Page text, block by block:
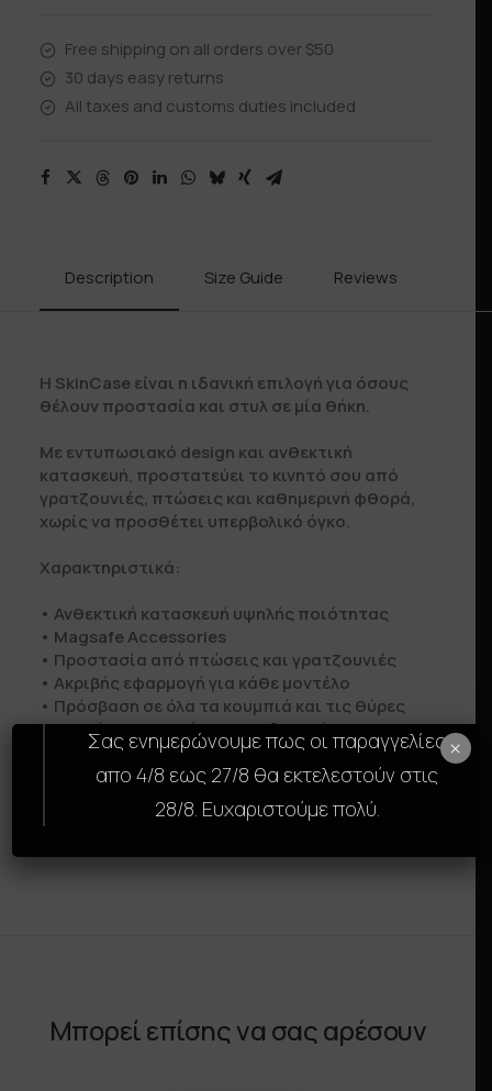
Free shipping on all orders over $50
30 days easy returns
All taxes and customs duties included
Description Size Guide Reviews
Η SkinCase είναι η ιδανική επιλογή για όσους
θέλουν προστασία και στυλ σε μία θήκη.
Με εντυπωσιακό design και ανθεκτική
κατασκευή, προστατεύει το κινητό σου από
γρατζουνιές, πτώσεις και καθημερινή φθορά,
χωρίς να προσθέτει υπερβολικό όγκο.
Χαρακτηριστικά:
• Ανθεκτική κατασκευή υψηλής ποιότητας
• Μagsafe Accessories
• Προστασία από πτώσεις και γρατζουνιές
• Ακριβής εφαρμογή για κάθε μοντέλο
• Πρόσβαση σε όλα τα κουμπιά και τις θύρες
• Λεπτός και μοντέρνος σχεδιασμός
Συμβατή με iPhone, Samsung.
Αναβάθμισε την εμφάνιση και την προστασία
Μπορεί επίσης να σας αρέσουν
Σας ενημερώνουμε πως οι παραγγελίες
απο 4/8 εως 27/8 θα εκτελεστούν στις
28/8. Ευχαριστούμε πολύ.
×